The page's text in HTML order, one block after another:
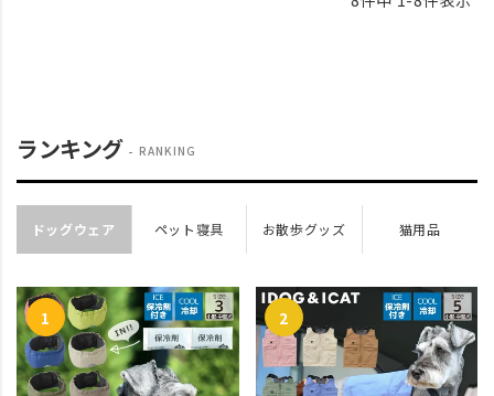
ランキング RANKING
ドッグウェア ペット寝具 お散歩グッズ 猫用品